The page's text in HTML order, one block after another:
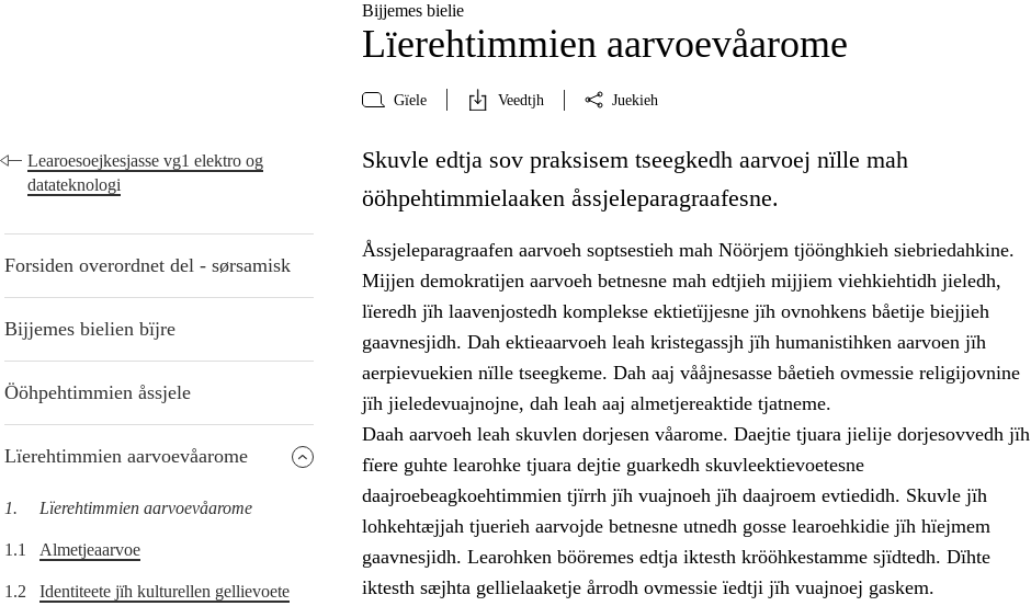
Bijjemes bielie
Lïerehtimmien aarvoevåarome
Gïele Veedtjh Juekieh
Learoesoejkesjasse vg1 elektro og
datateknologi
Forsiden overordnet del - sørsamisk
Bijjemes bielien bïjre
Ööhpehtimmien åssjele
Lïerehtimmien aarvoevåarome
1. Lïerehtimmien aarvoevåarome
1.1 Almetjeaarvoe
1.2 Identiteete jïh kulturellen gellievoete
Skuvle edtja sov praksisem tseegkedh aarvoej nïlle mah
ööhpehtimmielaaken åssjeleparagraafesne.
Åssjeleparagraafen aarvoeh soptsestieh mah Nöörjem tjöönghkieh siebriedahkine.
Mijjen demokratijen aarvoeh betnesne mah edtjieh mijjiem viehkiehtidh jieledh,
lïeredh jïh laavenjostedh komplekse ektietïjjesne jïh ovnohkens båetije biejjieh
gaavnesjidh. Dah ektieaarvoeh leah kristegassjh jïh humanistihken aarvoen jïh
aerpievuekien nïlle tseegkeme. Dah aaj vååjnesasse båetieh ovmessie religijovnine
jïh jieledevuajnojne, dah leah aaj almetjereaktide tjatneme.
Daah aarvoeh leah skuvlen dorjesen våarome. Daejtie tjuara jielije dorjesovvedh jïh
fïere guhte learohke tjuara dejtie guarkedh skuvleektievoetesne
daajroebeagkoehtimmien tjïrrh jïh vuajnoeh jïh daajroem evtiedidh. Skuvle jïh
lohkehtæjjah tjuerieh aarvojde betnesne utnedh gosse learoehkidie jïh hïejmem
gaavnesjidh. Learohken bööremes edtja iktesth krööhkestamme sjïdtedh. Dïhte
iktesth sæjhta gellielaaketje årrodh ovmessie ïedtji jïh vuajnoej gaskem.